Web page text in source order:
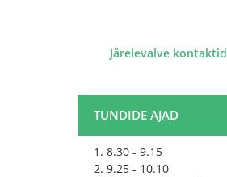
Järelevalve kontaktid
TUNDIDE AJAD
1. 8.30 - 9.15
2. 9.25 - 10.10